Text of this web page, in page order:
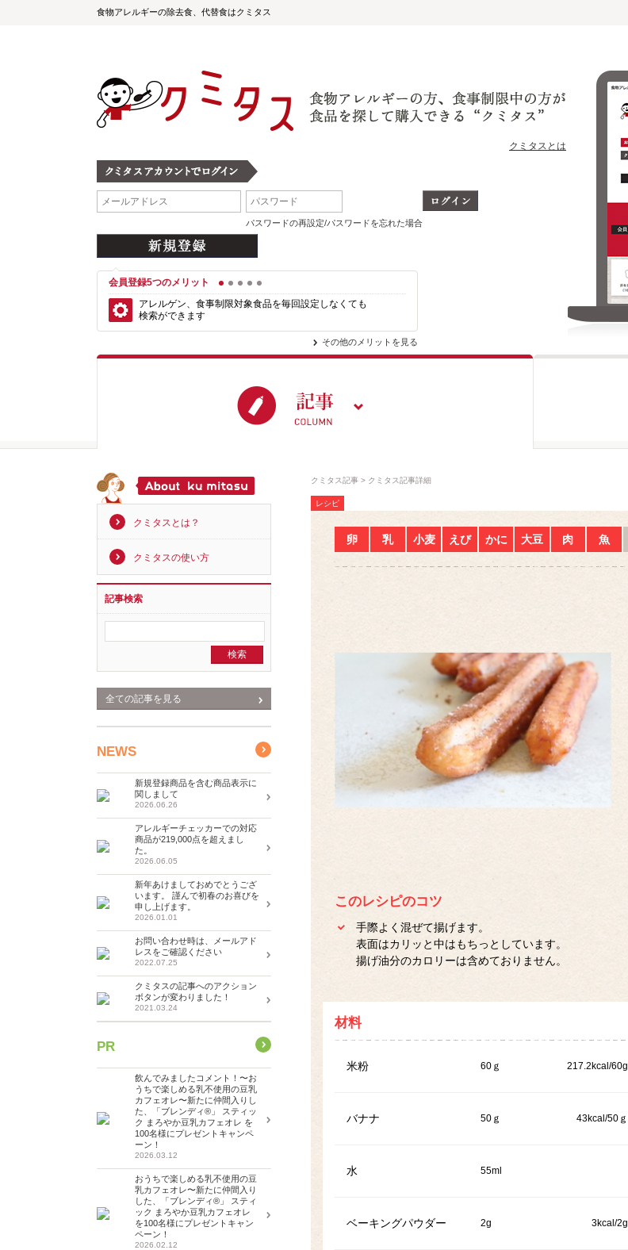
食物アレルギーの除去食、代替食はクミタス
クミタスとは
パスワードの再設定/パスワードを忘れた場合
会員登録5つのメリット 1 2 3 4
アレルゲン、食事制限対象食品を毎回設定しなくても
検索ができます
自分のアレルゲン、制限対象食品を含まない
その他のメリットを見る
クミタス記事 クミタス記事詳細
レシピ
卵 乳 小麦 えび かに 大豆 肉 魚
このレシピのコツ
手際よく混ぜて揚げます。
表面はカリッと中はもちっとしています。
揚げ油分のカロリーは含めておりません。
材料
米粉 60ｇ 217.2kcal/60g
バナナ 50ｇ 43kcal/50ｇ
水 55ml
ベーキングパウダー 2g 3kcal/2g
クミタスとは？
クミタスの使い方
記事検索
全ての記事を見る
NEWS
新規登録商品を含む商品表示に
関しまして
2026.06.26
アレルギーチェッカーでの対応
商品が219,000点を超えまし
た。
2026.06.05
新年あけましておめでとうござ
います。 謹んで初春のお喜びを
申し上げます。
2026.01.01
お問い合わせ時は、メールアド
レスをご確認ください
2022.07.25
クミタスの記事へのアクション
ボタンが変わりました！
2021.03.24
PR
飲んでみましたコメント！〜お
うちで楽しめる乳不使用の豆乳
カフェオレ〜新たに仲間入りし
た、「ブレンディ®」 スティッ
ク まろやか豆乳カフェオレ を
100名様にプレゼントキャンペ
ーン！
2026.03.12
おうちで楽しめる乳不使用の豆
乳カフェオレ〜新たに仲間入り
した、「ブレンディ®」 スティ
ック まろやか豆乳カフェオレ
を100名様にプレゼントキャン
ペーン！
2026.02.12